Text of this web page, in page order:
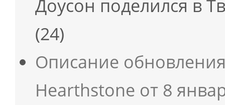
Доусон поделился в
(24)
Описание
Hearthstone от 8